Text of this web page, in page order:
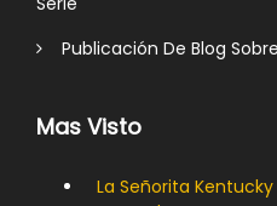
Publicación De Blog
Mas Visto
La Señorita